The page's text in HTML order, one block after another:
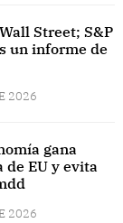
Street; S&P
un informe de
2026
gana
EU y evita
2026